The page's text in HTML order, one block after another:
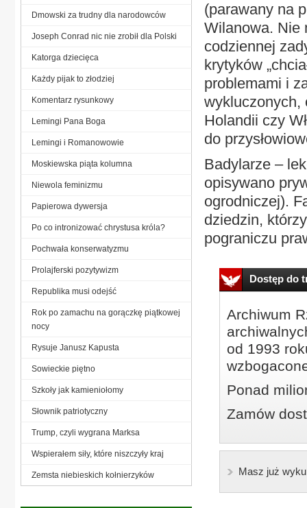
(parawany na
Wilanowa. Nie
codziennej
krytyków
problemami i
wykluczonych,
Holandii czy
do
Badylarze –
opisywano
ogrodniczej).
dziedzin,
pograniczu
Dostęp do
Archiwum
od 1993
Ponad
Zamów
Masz już
Dmowski za trudny dla narodowców
Joseph Conrad nic nie zrobił dla Polski
Katorga dziecięca
Każdy pijak to złodziej
Komentarz rysunkowy
Lemingi Pana Boga
Lemingi i Romanowowie
Moskiewska piąta kolumna
Niewola feminizmu
Papierowa dywersja
Po co intronizować chrystusa króla?
Pochwała konserwatyzmu
Prolajferski pozytywizm
Republika musi odejść
Rok po zamachu na gorączkę piątkowej
nocy
Rysuje Janusz Kapusta
Sowieckie piętno
Szkoły jak kamieniołomy
Słownik patriotyczny
Trump, czyli wygrana Marksa
Wspierałem siły, które niszczyły kraj
Zemsta niebieskich kołnierzyków